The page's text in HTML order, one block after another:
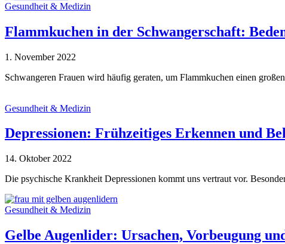
Gesundheit & Medizin
Flammkuchen in der Schwangerschaft:
1. November 2022
Schwangeren Frauen wird häufig geraten, um Flammkuchen einen
Gesundheit & Medizin
Depressionen: Frühzeitiges Erkennen und
14. Oktober 2022
Die psychische Krankheit Depressionen kommt uns vertraut vor.
Gesundheit & Medizin
Gelbe Augenlider: Ursachen, Vorbeugung